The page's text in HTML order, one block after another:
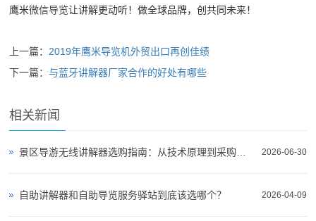
鹰米微信导览让讲解更动听！做全球品牌，创共同未来！
上一篇： 2019年鹰米导览机外贸出口再创佳绩
下一篇：与蓝牙讲解器厂家合作的好处有哪些
相关新闻
2026-06-30
2026-04-09
自助讲解器和自助导览服务驿站到底该选哪个？